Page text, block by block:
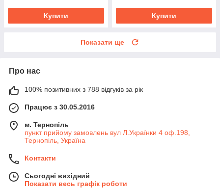
Купити Купити
Показати ще
Про нас
100% позитивних з 788 відгуків за рік
Працює з 30.05.2016
м. Тернопіль
пункт прийому замовлень вул Л.Українки 4 оф.198,
Тернопіль, Україна
Контакти
Сьогодні вихідний
Показати весь графік роботи